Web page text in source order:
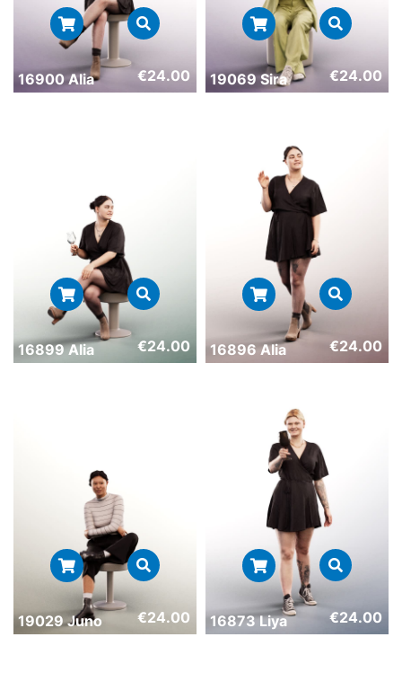
16900 Alia €24.00 19069 Sira €24.00
16899 Alia €24.00 16896 Alia €24.00
19029 Juno €24.00 16873 Liya €24.00